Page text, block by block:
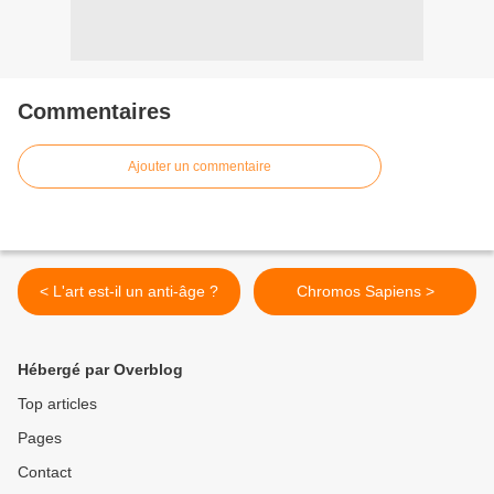
Commentaires
Ajouter un commentaire
< L'art est-il un anti-âge ? Chromos Sapiens >
Hébergé par Overblog
Top articles
Pages
Contact